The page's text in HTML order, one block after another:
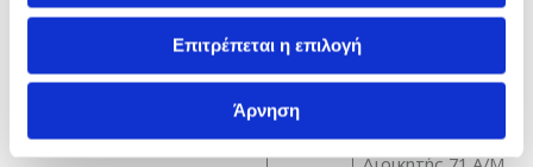
Επιτρέπεται η επιλογή
Άρνηση
ΟΚΤ
2014 –
ΦΕΒ
2016
Ειδικευόμενος
Χειρουργική Κλινική